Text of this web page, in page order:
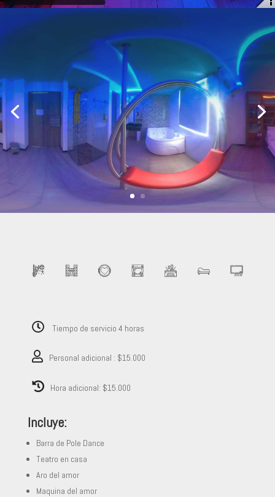
Tiempo de servicio 4 horas
Personal adicional : $15.000
Hora adicional: $15.000
Incluye:
Barra de Pole Dance
Teatro en casa
Aro del amor
Maquina del amor